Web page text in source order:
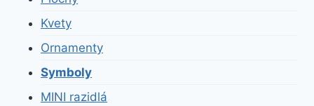
Kvety
Ornamenty
Symboly
MINI razidlá